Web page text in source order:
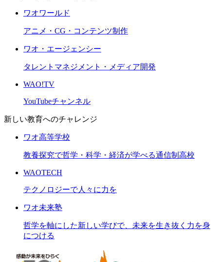
ワオワールド
アニメ・CG・コンテンツ制作
ワオ・エージェンシー
タレントマネジメント・メディア開発
WAO!TV
YouTubeチャンネル
新しい教育へのチャレンジ
ワオ高等学校
教養探究で哲学・科学・経済が学べる通信制高校
WAOTECH
テクノロジーで人々に力を
ワオ未来塾
哲学を軸にした新しい学びで、未来を生き抜く力を身
につける